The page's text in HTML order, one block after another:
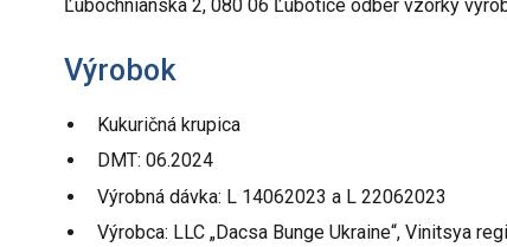
Ľubochnianska 2, 080 06 Ľubotice odber vzorky
Výrobok
Kukuričná krupica
DMT: 06.2024
Výrobná dávka: L 14062023 a L 22062023
Výrobca: LLC „Dacsa Bunge Ukraine“, Vinitsya